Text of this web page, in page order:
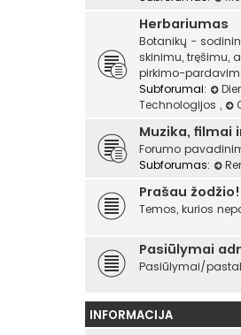
Herbariumas
Botanikų -
skinimu, tręšimu,
pirkimo-
Subforumai:
Technologijos ,
Muzika, filmai
Forumo
Subforumas:
Prašau žodžio!
Temos, kurios
Pasiūlymai
Pasiūlymai/
INFORMACIJA